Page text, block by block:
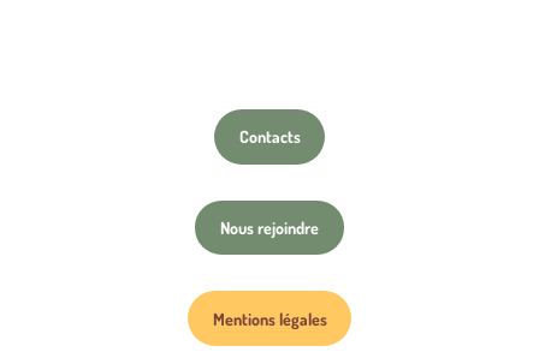
Contacts
Nous rejoindre
Mentions légales